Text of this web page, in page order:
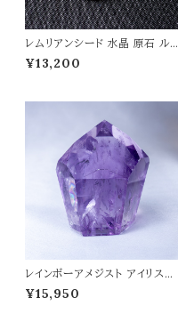
レムリアンシード 水晶 原石 ルー
ス 虹入り 11g レムリアン水晶 高
品質 パワーストーン 天然石 t05
¥13,200
レインボーアメジスト アイリスア
メジスト ブラジル産 カットタンブ
ル 88g パワーストーン 天然石
¥15,950